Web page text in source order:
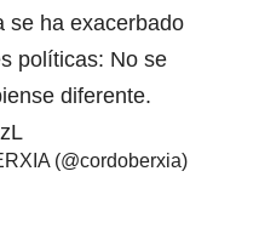
se ha exacerbado
políticas: No se
diferente.
(@cordoberxia)